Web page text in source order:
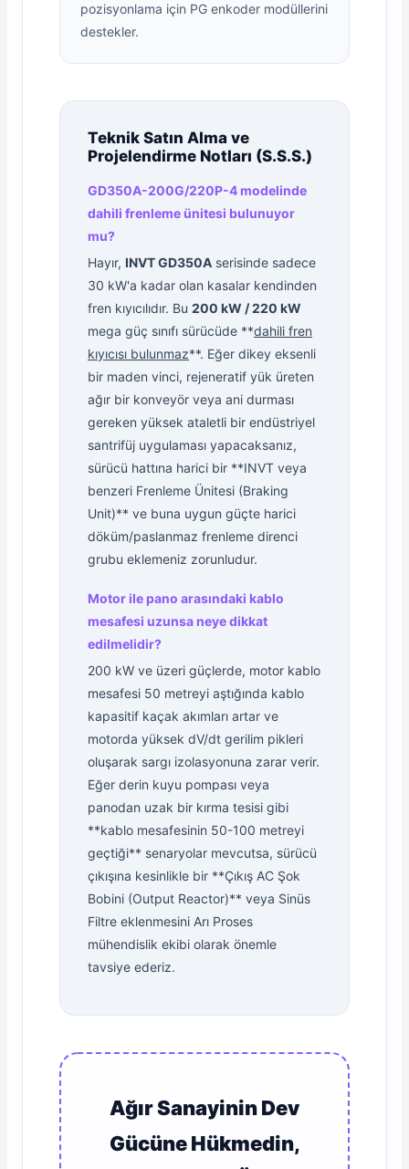
pozisyonlama için PG enkoder modüllerini
destekler.
Teknik Satın Alma ve
Projelendirme Notları (S.S.S.)
GD350A-200G/220P-4 modelinde
dahili frenleme ünitesi bulunuyor
mu?
Hayır, INVT GD350A serisinde sadece
30 kW'a kadar olan kasalar kendinden
fren kıyıcılıdır. Bu 200 kW / 220 kW
mega güç sınıfı sürücüde **dahili fren
kıyıcısı bulunmaz**. Eğer dikey eksenli
bir maden vinci, rejeneratif yük üreten
ağır bir konveyör veya ani durması
gereken yüksek ataletli bir endüstriyel
santrifüj uygulaması yapacaksanız,
sürücü hattına harici bir **INVT veya
benzeri Frenleme Ünitesi (Braking
Unit)** ve buna uygun güçte harici
döküm/paslanmaz frenleme direnci
grubu eklemeniz zorunludur.
Motor ile pano arasındaki kablo
mesafesi uzunsa neye dikkat
edilmelidir?
200 kW ve üzeri güçlerde, motor kablo
mesafesi 50 metreyi aştığında kablo
kapasitif kaçak akımları artar ve
motorda yüksek dV/dt gerilim pikleri
oluşarak sargı izolasyonuna zarar verir.
Eğer derin kuyu pompası veya
panodan uzak bir kırma tesisi gibi
**kablo mesafesinin 50-100 metreyi
geçtiği** senaryolar mevcutsa, sürücü
çıkışına kesinlikle bir **Çıkış AC Şok
Bobini (Output Reactor)** veya Sinüs
Filtre eklenmesini Arı Proses
mühendislik ekibi olarak önemle
tavsiye ederiz.
Ağır Sanayinin Dev
Gücüne Hükmedin,